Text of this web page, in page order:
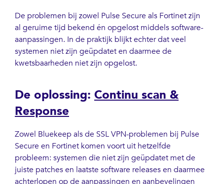
De problemen bij zowel Pulse Secure als Fortinet zijn
al geruime tijd bekend én opgelost middels software-
aanpassingen. In de praktijk blijkt echter dat veel
systemen niet zijn geüpdatet en daarmee de
kwetsbaarheden niet zijn opgelost.
De oplossing: Continu scan &
Response
Zowel Bluekeep als de SSL VPN-problemen bij Pulse
Secure en Fortinet komen voort uit hetzelfde
probleem: systemen die niet zijn geüpdatet met de
juiste patches en laatste software releases en daarmee
achterlopen op de aanpassingen en aanbevelingen